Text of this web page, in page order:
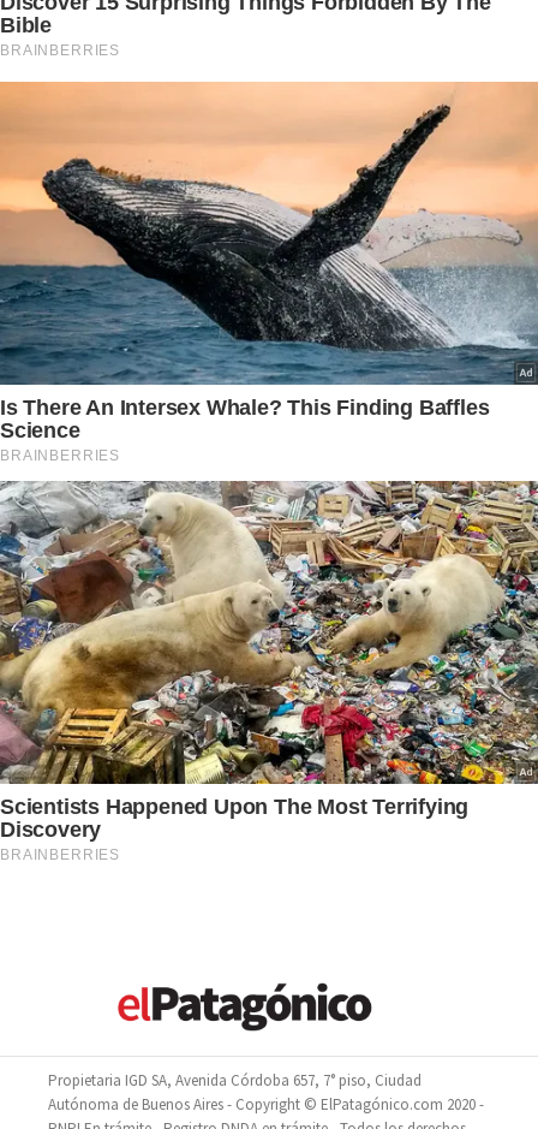
Propietaria IGD SA, Avenida Córdoba 657, 7° piso, Ciudad
Autónoma de Buenos Aires - Copyright © ElPatagónico.com 2020 -